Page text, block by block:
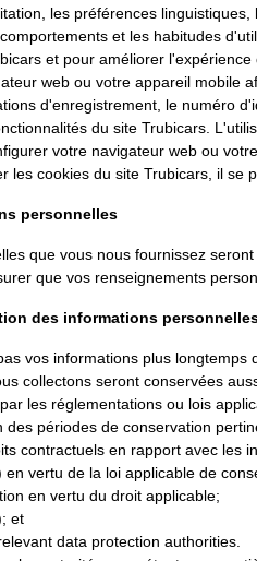
les préférences
et les habitudes
et pour améliorer
web ou votre appareil mobile
d'enregistrement, le numéro
du site Trubicars.
votre navigateur web ou
les cookies du site Trubicars, il se
personnelles
que vous nous fournissez
que vos renseignements
des informations
vos informations plus longtemps
collectons seront conservées
les réglementations ou lois
des périodes de conservation
contractuels en rapport avec les
en vertu de la loi applicable de
en vertu du droit applicable;
et
data protection authorities.